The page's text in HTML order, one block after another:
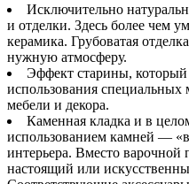
Исключительно
и отделки. Здесь более чем
керамика. Грубоватая
нужную атмосферу.
Эффект старины, который
использования специальных
мебели и декора.
Каменная кладка и в
использованием камней —
интерьера. Вместо варочной
настоящий или